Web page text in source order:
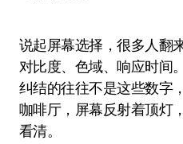
说起屏幕选择，很多人翻来覆去就看那几个参数：
对比度、色域、响应时间
纠结的往往不是这些数字
咖啡厅，屏幕反射着顶灯
看清。